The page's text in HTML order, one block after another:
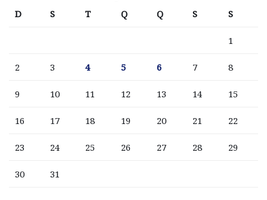
D
S T Q Q S S
1
2 3 4 5 6 7 8
9 10 11 12 13 14 15
16 17 18 19 20 21 22
23 24 25 26 27 28 29
30 31